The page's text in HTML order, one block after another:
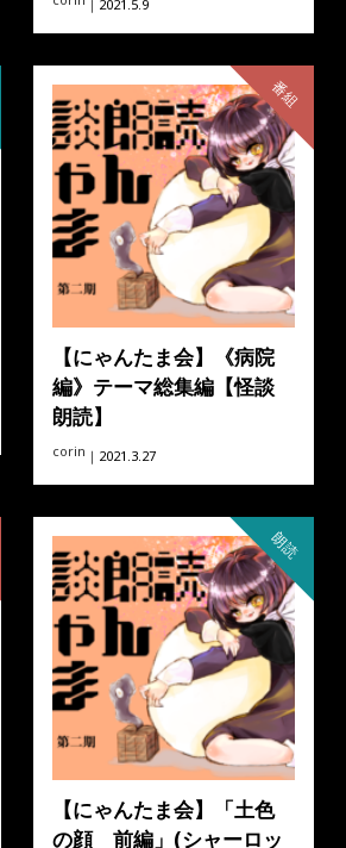
｜2021.5.9
番組
【にゃんたま会】《病院
編》テーマ総集編【怪談
朗読】
corin ｜2021.3.27
朗読
【にゃんたま会】「土色
の顔 前編」(シャーロッ